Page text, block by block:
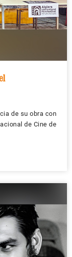
de su obra con
de Cine de